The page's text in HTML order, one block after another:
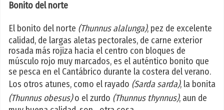
Bonito del norte
El bonito del norte (Thunnus alalunga), pez de excelente
calidad, de largas aletas pectorales, de carne exterior
rosada más rojiza hacia el centro con bloques de
músculo rojo muy marcados, es el auténtico bonito que
se pesca en el Cantábrico durante la costera del verano.
Los otros atunes, como el rayado (Sarda sarda), la bonita
(Thunnus obesus)o el zurdo (Thunnus thynnus), aun de